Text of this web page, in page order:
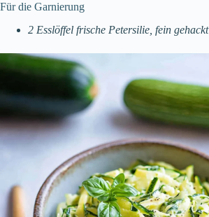
Für die Garnierung
2 Esslöffel frische Petersilie, fein gehackt